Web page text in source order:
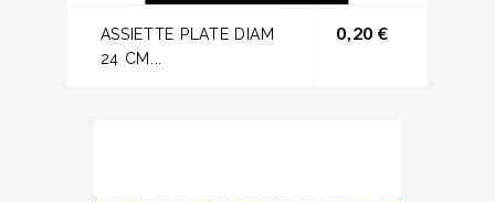
ASSIETTE PLATE DIAM
24 CM...
0,20 €Prix